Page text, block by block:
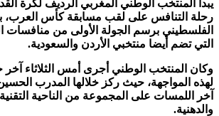
يبدأ المنتخب الوطني المغربي الرديف لكرة
رحلة التنافس على لقب مسابقة كأس العرب،
الفلسطيني برسم الجولة الأولى من منافسات
التي تضم أيضا منتخبي الأردن والسعودية.
وكان المنتخب الوطني أجرى أمس الثلاثاء آخر
لهذه المواجهة، حيث ركز خلالها المدرب
آخر اللمسات على المجموعة من الناحية التقنية
والدهنية.